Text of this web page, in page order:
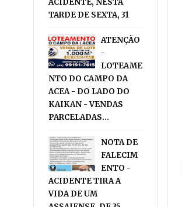
ACIDENTE, NESTA
TARDE DE SEXTA, 31
ATENÇÃO
-
LOTEAME
NTO DO CAMPO DA
ACEA - DO LADO DO
KAIKAN - VENDAS
PARCELADAS...
NOTA DE
FALECIM
ENTO -
ACIDENTE TIRA A
VIDA DE UM